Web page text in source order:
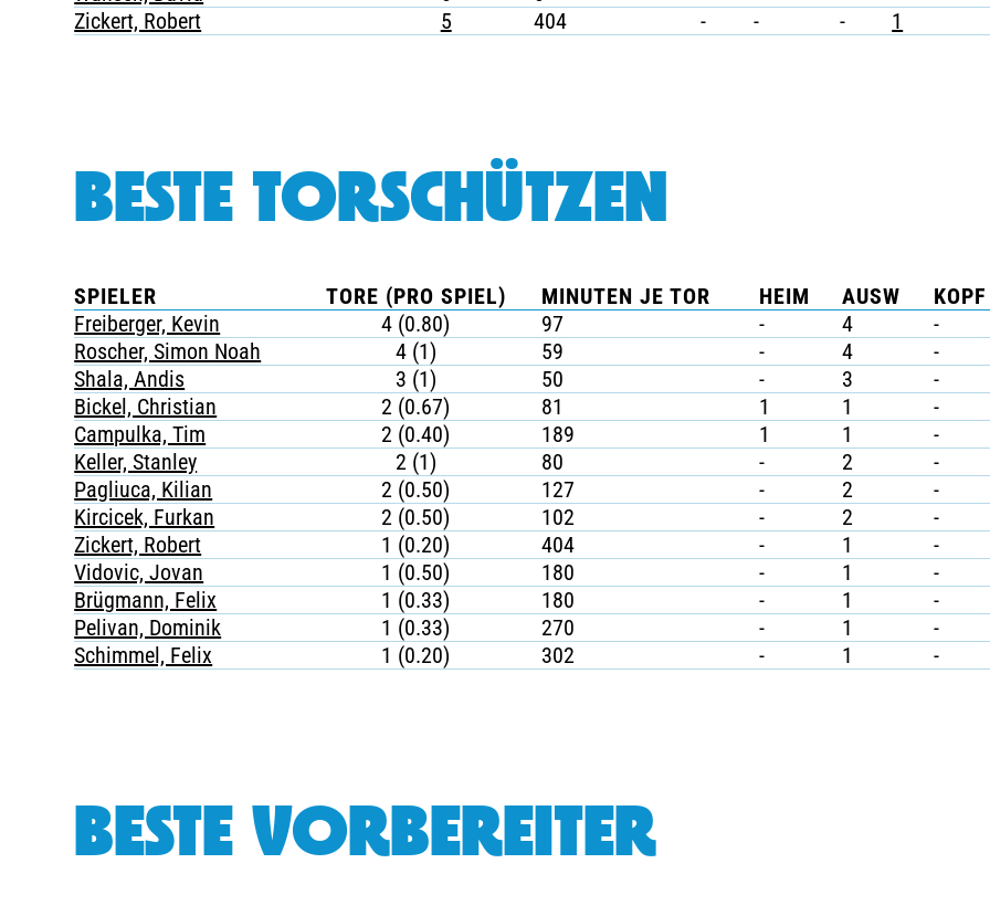
Zickert, Robert
5 404 - - - 1
BESTE TORSCHÜTZEN
SPIELER TORE (PRO SPIEL) MINUTEN JE TOR HEIM AUSW
Freiberger, Kevin
4 (0.80) 97 - 4 -
Roscher, Simon Noah
4 (1) 59 - 4 -
Shala, Andis
3 (1) 50 - 3 -
Bickel, Christian
2 (0.67) 81 1 1 -
Campulka, Tim
2 (0.40) 189 1 1 -
Keller, Stanley
2 (1) 80 - 2 -
Pagliuca, Kilian
2 (0.50) 127 - 2 -
Kircicek, Furkan
2 (0.50) 102 - 2 -
Zickert, Robert
1 (0.20) 404 - 1 -
Vidovic, Jovan
1 (0.50) 180 - 1 -
Brügmann, Felix
1 (0.33) 180 - 1 -
Pelivan, Dominik
1 (0.33) 270 - 1 -
Schimmel, Felix
1 (0.20) 302 - 1 -
BESTE VORBEREITER